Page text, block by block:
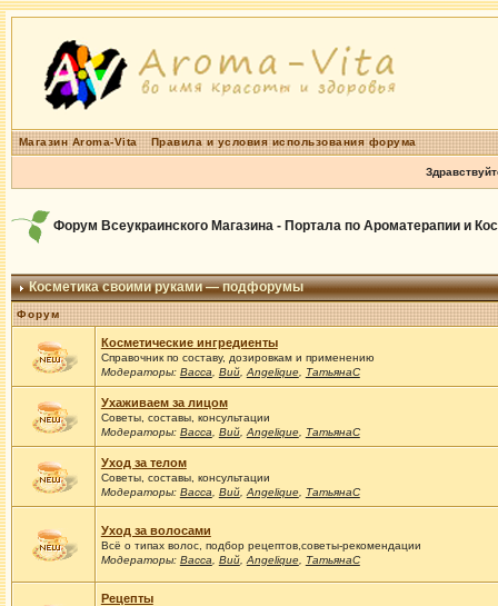
Магазин Aroma-Vita Правила и условия использования форума
Форум Всеукраинского Магазина - Портала по Ароматерапии и
Косметика своими руками — подфорумы
Форум
Косметические ингредиенты
Справочник по составу, дозировкам и применению
Модераторы: Васса Вий, Angelique, ТатьянаС
Ухаживаем за лицом
Советы, составы, консультации
Модераторы: Васса Вий, Angelique, ТатьянаС
Уход за телом
Советы, составы, консультации
Модераторы: Васса Вий, Angelique, ТатьянаС
Уход за волосами
Всё о типах волос, подбор рецептов,советы-рекомендации
Модераторы: Васса Вий, Angelique, ТатьянаС
Рецепты